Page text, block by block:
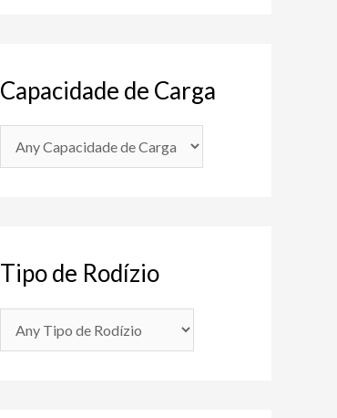
Capacidade de Carga
Tipo de Rodízio